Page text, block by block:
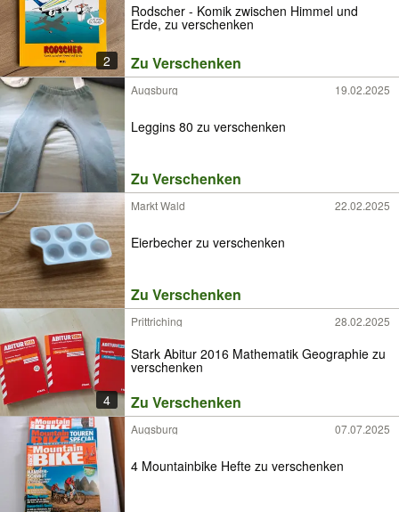
2
Rodscher - Komik zwischen Himmel und
Erde, zu verschenken
Zu Verschenken
Augsburg 19.02.2025
Leggins 80 zu verschenken
Zu Verschenken
Markt Wald 22.02.2025
Eierbecher zu verschenken
Zu Verschenken
4
Prittriching 28.02.2025
Stark Abitur 2016 Mathematik Geographie zu
verschenken
Zu Verschenken
Augsburg 07.07.2025
4 Mountainbike Hefte zu verschenken